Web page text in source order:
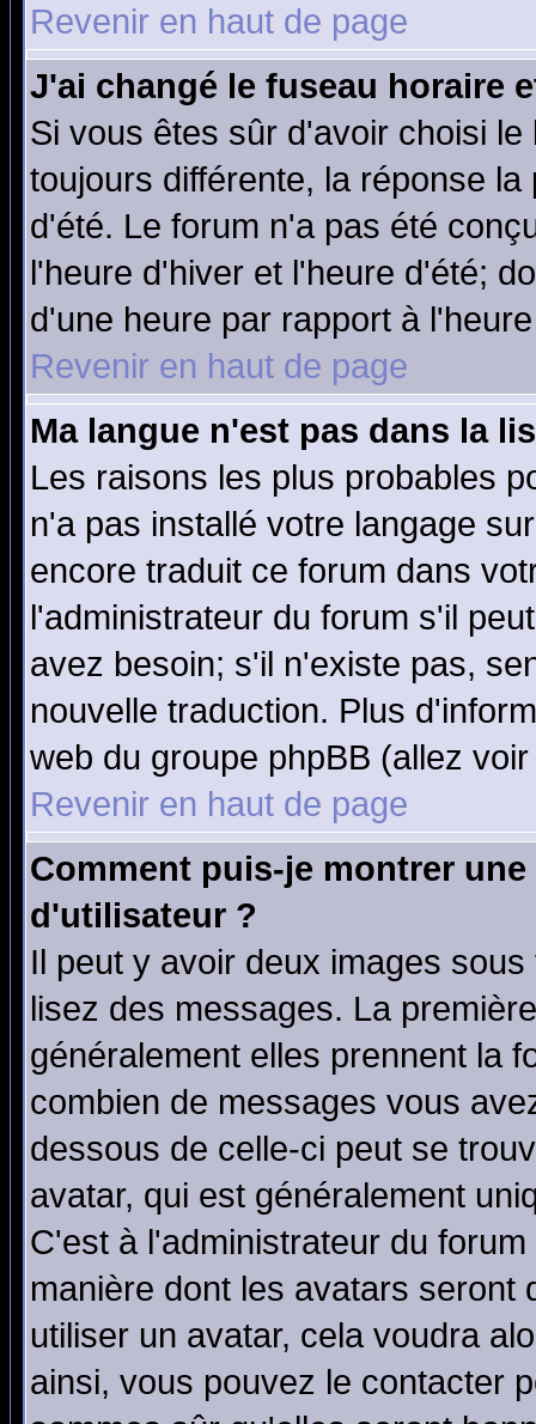
Revenir en haut de page
J'ai changé le fuseau horaire
Si vous êtes sûr d'avoir choisi
toujours différente, la réponse
d'été. Le forum n'a pas été
l'heure d'hiver et l'heure d'été;
d'une heure par rapport à
Revenir en haut de page
Ma langue n'est pas dans la
Les raisons les plus probables
n'a pas installé votre langage
encore traduit ce forum dans
l'administrateur du forum s'il
avez besoin; s'il n'existe pas,
nouvelle traduction. Plus
web du groupe phpBB (allez
Revenir en haut de page
Comment puis-je montrer
d'utilisateur ?
Il peut y avoir deux images
lisez des messages. La
généralement elles prennent la
combien de messages vous
dessous de celle-ci peut se
avatar, qui est généralement
C'est à l'administrateur du
manière dont les avatars seront
utiliser un avatar, cela voudra
ainsi, vous pouvez le contacter